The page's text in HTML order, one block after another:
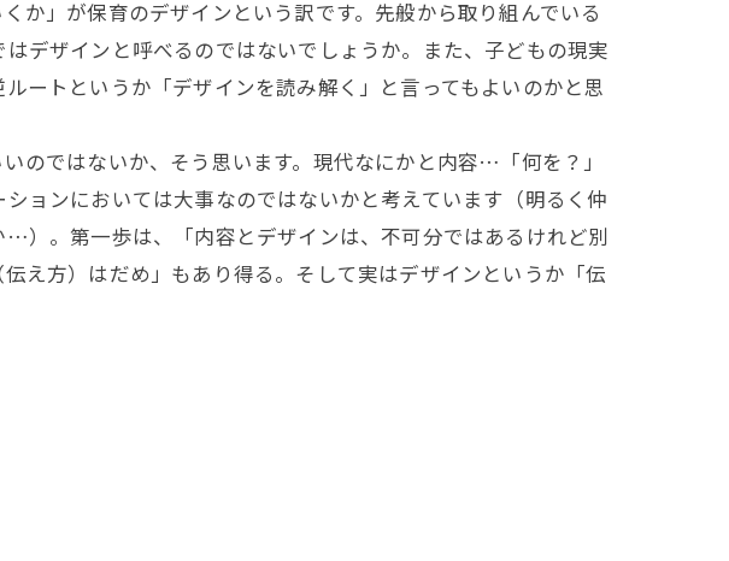
か」が保育のデザインという訳です。先般から取り組んでいる
デザインと呼べるのではないでしょうか。また、子どもの現実
ートというか「デザインを読み解く」と言ってもよいのかと思
のではないか、そう思います。現代なにかと内容…「何を？」
ョンにおいては大事なのではないかと考えています（明るく仲
）。第一歩は、「内容とデザインは、不可分ではあるけれど別
え方）はだめ」もあり得る。そして実はデザインというか「伝